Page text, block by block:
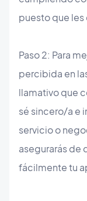
puesto que
Paso 2: Para
percibida en
llamativo que
sé sincero/a e
servicio o
asegurarás de
fácilmente tu